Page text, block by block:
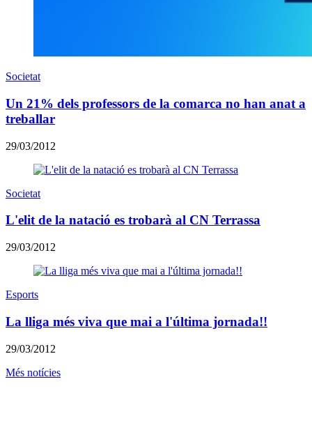
Societat
Un 21% dels professors de la comarca no han anat a
treballar
29/03/2012
Societat
L'elit de la natació es trobarà al CN Terrassa
29/03/2012
Esports
La lliga més viva que mai a l'última jornada!!
29/03/2012
Més notícies